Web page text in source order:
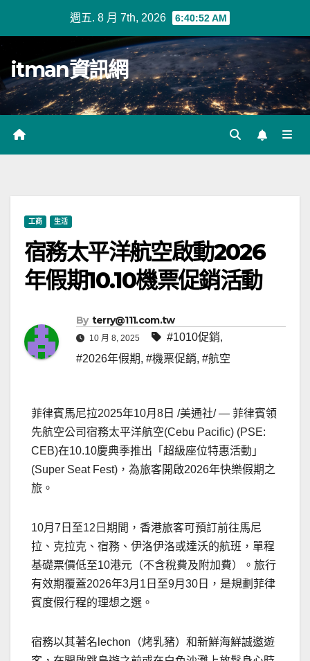
週五. 8 月 7th, 2026 6:40:52 AM
itman資訊網
工商 生活
宿務太平洋航空啟動2026
年假期10.10機票促銷活動
By terry@111.com.tw
10 月 8, 2025 #1010促銷,
#2026年假期, #機票促銷, #航空
菲律賓馬尼拉2025年10月8日 /美通社/ — 菲律賓領
先航空公司宿務太平洋航空(Cebu Pacific) (PSE:
CEB)在10.10慶典季推出「超級座位特惠活動」
(Super Seat Fest)，為旅客開啟2026年快樂假期之
旅。
10月7日至12日期間，香港旅客可預訂前往馬尼
拉、克拉克、宿務、伊洛伊洛或達沃的航班，單程
基礎票價低至10港元（不含稅費及附加費）。旅行
有效期覆蓋2026年3月1日至9月30日，是規劃菲律
賓度假行程的理想之選。
宿務以其著名lechon（烤乳豬）和新鮮海鮮誠邀遊